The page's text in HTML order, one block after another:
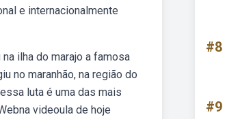
e internacionalmente
ilha do marajo a famosa
no maranhão, na região do
luta é uma das mais
videoula de hoje
#8
#9